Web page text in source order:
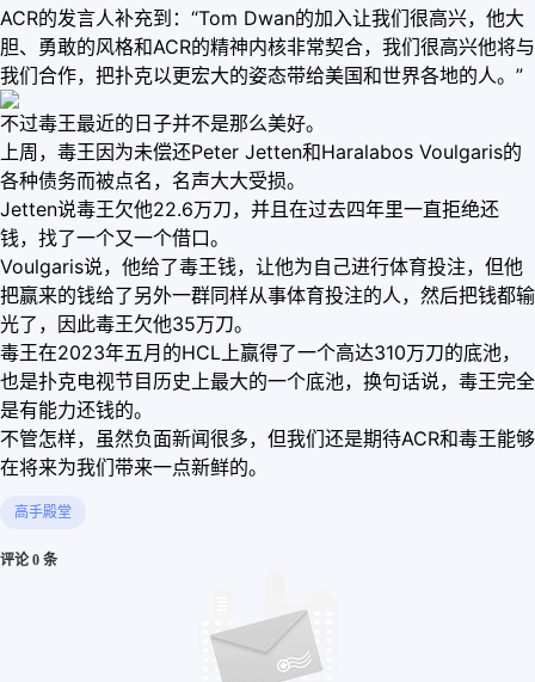
ACR的发言人补充到：“Tom Dwan的加入让我们很高兴，他大
胆、勇敢的风格和ACR的精神内核非常契合，我们很高兴他将与
我们合作，把扑克以更宏大的姿态带给美国和世界各地的人。”
不过毒王最近的日子并不是那么美好。
上周，毒王因为未偿还Peter Jetten和Haralabos Voulgaris的
各种债务而被点名，名声大大受损。
Jetten说毒王欠他22.6万刀，并且在过去四年里一直拒绝还
钱，找了一个又一个借口。
Voulgaris说，他给了毒王钱，让他为自己进行体育投注，但他
把赢来的钱给了另外一群同样从事体育投注的人，然后把钱都输
光了，因此毒王欠他35万刀。
毒王在2023年五月的HCL上赢得了一个高达310万刀的底池，
也是扑克电视节目历史上最大的一个底池，换句话说，毒王完全
是有能力还钱的。
不管怎样，虽然负面新闻很多，但我们还是期待ACR和毒王能够
在将来为我们带来一点新鲜的。
高手殿堂
评论 0 条